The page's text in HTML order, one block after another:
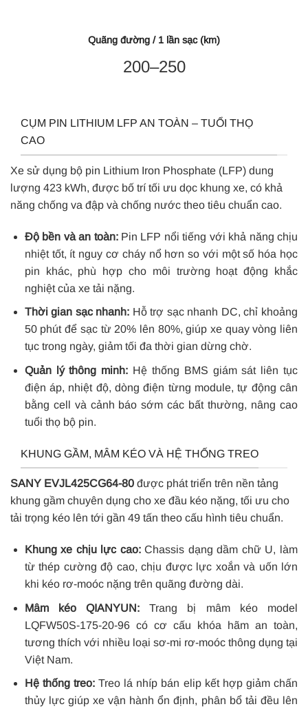
Quãng đường / 1 lần sạc (km)
200–250
CỤM PIN LITHIUM LFP AN TOÀN – TUỔI THỌ
CAO
Xe sử dụng bộ pin Lithium Iron Phosphate (LFP) dung
lượng 423 kWh, được bố trí tối ưu dọc khung xe, có khả
năng chống va đập và chống nước theo tiêu chuẩn cao.
Độ bền và an toàn:Pin LFP nổi tiếng với khả năng chịu
nhiệt tốt, ít nguy cơ cháy nổ hơn so với một số hóa học
pin khác, phù hợp cho môi trường hoạt động khắc
nghiệt của xe tải nặng.
Thời gian sạc nhanh: Hỗ trợ sạc nhanh DC, chỉ khoảng
50 phút để sạc từ 20% lên 80%, giúp xe quay vòng liên
tục trong ngày, giảm tối đa thời gian dừng chờ.
Quản lý thông minh: Hệ thống BMS giám sát liên tục
điện áp, nhiệt độ, dòng điện từng module, tự động cân
bằng cell và cảnh báo sớm các bất thường, nâng cao
tuổi thọ bộ pin.
KHUNG GẦM, MÂM KÉO VÀ HỆ THỐNG TREO
SANY EVJL425CG64-80 được phát triển trên nền tảng
khung gầm chuyên dụng cho xe đầu kéo nặng, tối ưu cho
tải trọng kéo lên tới gần 49 tấn theo cấu hình tiêu chuẩn.
Khung xe chịu lực cao:Chassis dạng dầm chữ U, làm
từ thép cường độ cao, chịu được lực xoắn và uốn lớn
khi kéo rơ-moóc nặng trên quãng đường dài.
Mâm kéo QIANYUN: Trang bị mâm kéo model
LQFW50S-175-20-96 có cơ cấu khóa hãm an toàn,
tương thích với nhiều loại sơ-mi rơ-moóc thông dụng tại
Việt Nam.
Hệ thống treo: Treo lá nhíp bán elip kết hợp giảm chấn
thủy lực giúp xe vận hành ổn định, phân bổ tải đều lên